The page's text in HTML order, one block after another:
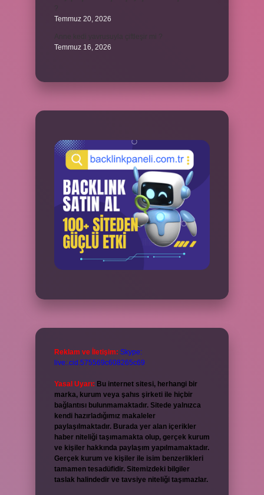
Temmuz 20, 2026
Temmuz 16, 2026
Reklam ve İletişim: Skype:
live:.cid.575569c608265c69
Yasal Uyarı: Bu internet sitesi, herhangi bir
marka, kurum veya şahıs şirketi ile hiçbir
bağlantısı bulunmamaktadır. Sitede yalnızca
kendi hazırladığımız makaleler
paylaşılmaktadır. Burada yer alan içerikler
haber niteliği taşımamakta olup, gerçek kurum
ve kişiler hakkında paylaşım yapılmamaktadır.
Gerçek kurum ve kişiler ile isim benzerlikleri
tamamen tesadüfidir. Sitemizdeki bilgiler
taslak halindedir ve tavsiye niteliği taşımazlar.